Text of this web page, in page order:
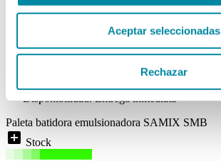
Aceptar seleccionadas
Rechazar
Ref. Mg9828
local_shippingDisponibilidad:Entrega inmediata
Paleta batidora emulsionadora SAMIX SMB
add_box Stock